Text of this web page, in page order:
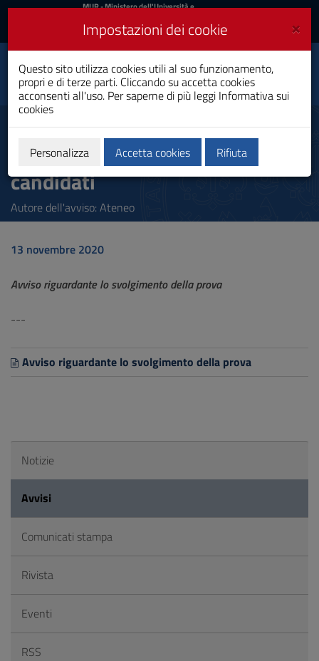
Vai
al
navigazione
del
sito
Vai
Footer
MIUR
Accedi
MUR- Ministero dell'Università e
Accedi UniCA News
Toggle
navigation
Università degli
Studi di Cagliari
Esame di Stato Farmacista II
sessione 2020 - Avviso ai
candidati
Autore dell'avviso: Ateneo
13 novembre 2020
Avviso riguardante lo svolgimento della prova
---
Avviso riguardante lo svolgimento della prova
Notizie
Avvisi
Comunicati stampa
Rivista
Eventi
RSS
×
Impostazioni dei cookie
Questo sito utilizza cookies utili al suo funzionamento,
propri e di terze parti. Cliccando su accetta cookies
acconsenti all'uso. Per saperne di più leggi Informativa sui
cookies
Personalizza Accetta cookies Rifiuta